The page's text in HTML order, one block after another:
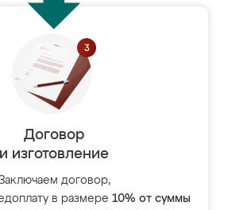
Договор
и изготовление
договор,
в размере 10% от суммы